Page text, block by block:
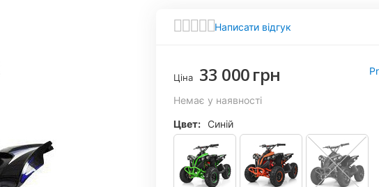
Написати відгук
Ціна 33 000грн
Немає у наявності
Цвет: Синій